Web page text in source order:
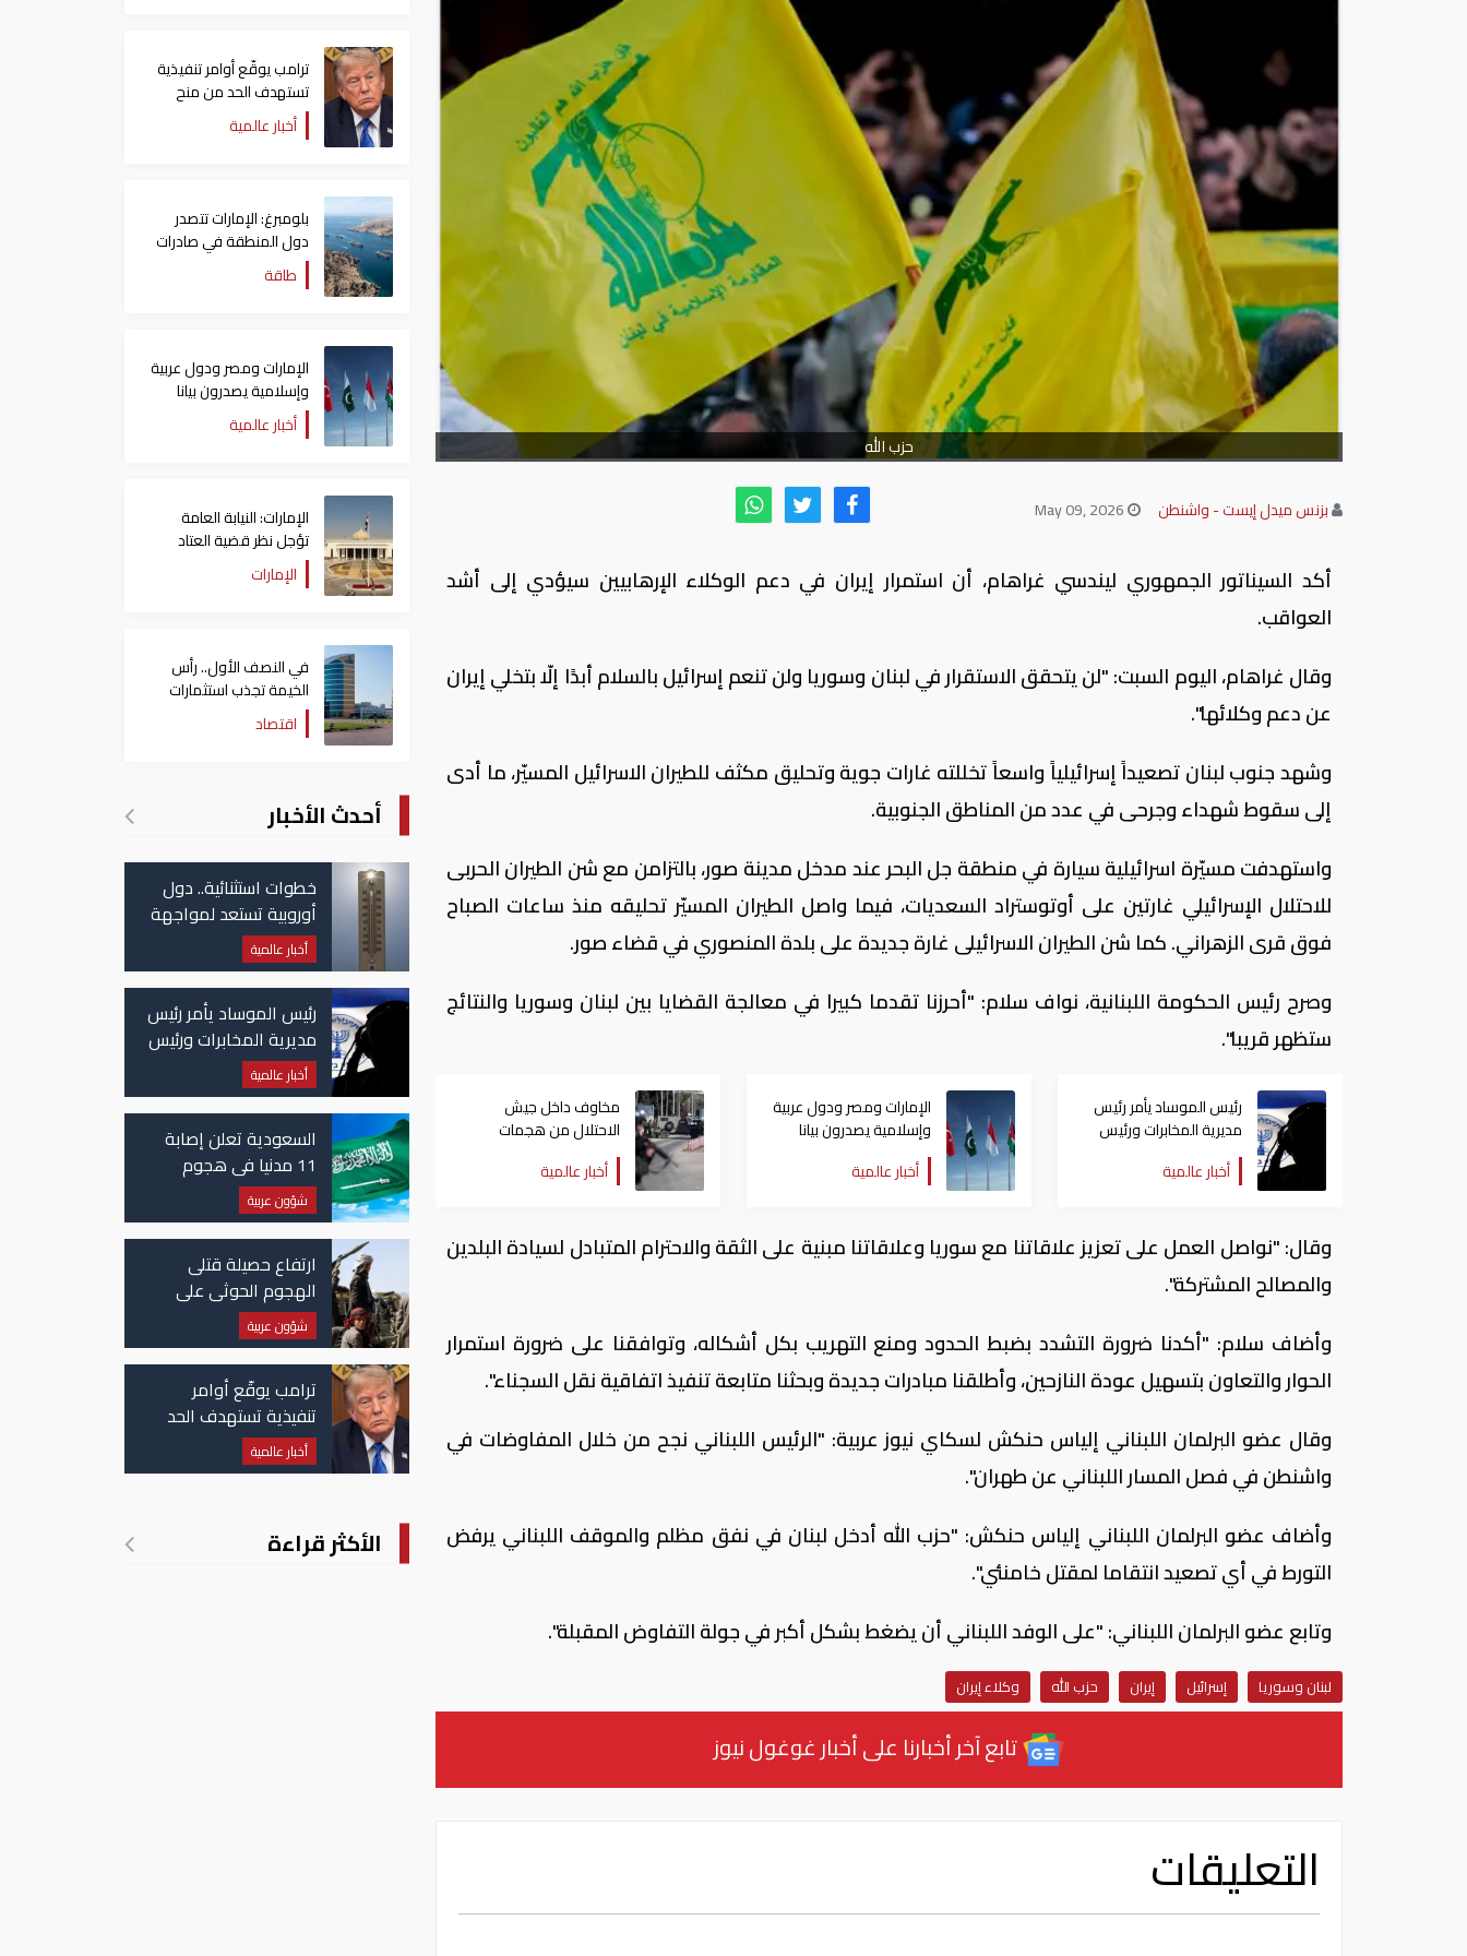
حزب الله
بزنس ميدل إيست - واشنطن
أكد السيناتور الجمهوري ليندسي غراهام، أن استمرار إيران في دعم الوكلاء الإرهابيين سيؤدي إلى أشد
العواقب.
وقال غراهام، اليوم السبت: "لن يتحقق الاستقرار في لبنان وسوريا ولن تنعم إسرائيل بالسلام أبدًا إلّا بتخلي إيران
عن دعم وكلائها".
وشهد جنوب لبنان تصعيداً إسرائيلياً واسعاً تخللته غارات جوية وتحليق مكثف للطيران الاسرائيل المسيّر، ما أدى
إلى سقوط شهداء وجرحى في عدد من المناطق الجنوبية.
واستهدفت مسيّرة اسرائيلية سيارة في منطقة جل البحر عند مدخل مدينة صور، بالتزامن مع شن الطيران الحربى
للاحتلال الإسرائيلي غارتين على أوتوستراد السعديات، فيما واصل الطيران المسيّر تحليقه منذ ساعات الصباح
فوق قرى الزهراني. كما شن الطيران الاسرائيلى غارة جديدة على بلدة المنصوري في قضاء صور.
وصرح رئيس الحكومة اللبنانية، نواف سلام: "أحرزنا تقدما كبيرا في معالجة القضايا بين لبنان وسوريا والنتائج
ستظهر قريبا".
رئيس الموساد يأمر رئيس
مديرية المخابرات ورئيس
قسم إيران بالاستقالة
أخبار عالمية
الإمارات ومصر ودول عربية
وإسلامية يصدرون بيانا
مشتركا بشأن الانتهاكات
الإسرائيلية في غزة
أخبار عالمية
مخاوف داخل جيش
الاحتلال من هجمات
للمليشيات الإيرانية في
العراق
أخبار عالمية
وقال: "نواصل العمل على تعزيز علاقاتنا مع سوريا وعلاقاتنا مبنية على الثقة والاحترام المتبادل لسيادة البلدين
والمصالح المشتركة".
وأضاف سلام: "أكدنا ضرورة التشدد بضبط الحدود ومنع التهريب بكل أشكاله، وتوافقنا على ضرورة استمرار
الحوار والتعاون بتسهيل عودة النازحين، وأطلقنا مبادرات جديدة وبحثنا متابعة تنفيذ اتفاقية نقل السجناء".
وقال عضو البرلمان اللبناني إلياس حنكش لسكاي نيوز عربية: "الرئيس اللبناني نجح من خلال المفاوضات في
واشنطن في فصل المسار اللبناني عن طهران".
وأضاف عضو البرلمان اللبناني إلياس حنكش: "حزب الله أدخل لبنان في نفق مظلم والموقف اللبناني يرفض
التورط في أي تصعيد انتقاما لمقتل خامنئي".
وتابع عضو البرلمان اللبناني: "على الوفد اللبناني أن يضغط بشكل أكبر في جولة التفاوض المقبلة".
لبنان وسوريا إسرائيل إيران حزب الله وكلاء إيران
تابع آخر أخبارنا على أخبار غوغول نيوز
التعليقات
ترامب يوقّع أوامر تنفيذية
تستهدف الحد من منح
الجنسية الأمريكية بالولادة
أخبار عالمية
بلومبرغ: الإمارات تتصدر
دول المنطقة في صادرات
النفط عبر مضيق هرمز
طاقة
الإمارات ومصر ودول عربية
وإسلامية يصدرون بيانا
مشتركا بشأن الانتهاكات
الإسرائيلية في غزة
أخبار عالمية
الإمارات: النيابة العامة
تؤجل نظر قضية العتاد
العسكري للسودان
الإمارات
في النصف الأول.. رأس
الخيمة تجذب استثمارات
تتجاوز 771 مليون درهماقتصاد
أحدث الأخبار
خطوات استثنائية.. دول
أوروبية تستعد لمواجهة
موجة حر غير مسبوقة
أخبار عالمية
رئيس الموساد يأمر رئيس
مديرية المخابرات ورئيس
قسم إيران بالاستقالة
أخبار عالمية
السعودية تعلن إصابة
11 مدنيا في هجوم
حوثي على نجران
شؤون عربية
ارتفاع حصيلة قتلى
الهجوم الحوثي على
قتيلًا وعشرات الجرحى
شؤون عربية
ترامب يوقّع أوامر
تنفيذية تستهدف الحد
من منح الجنسية
الأمريكية بالولادة
أخبار عالمية
الأكثر قراءة